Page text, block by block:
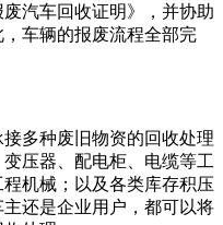
汽车回收证明》，并协助
车辆的报废流程全部完
多种废旧物资的回收处理
压器、配电柜、电缆等工
机械；以及各类库存积压
还是企业用户，都可以将